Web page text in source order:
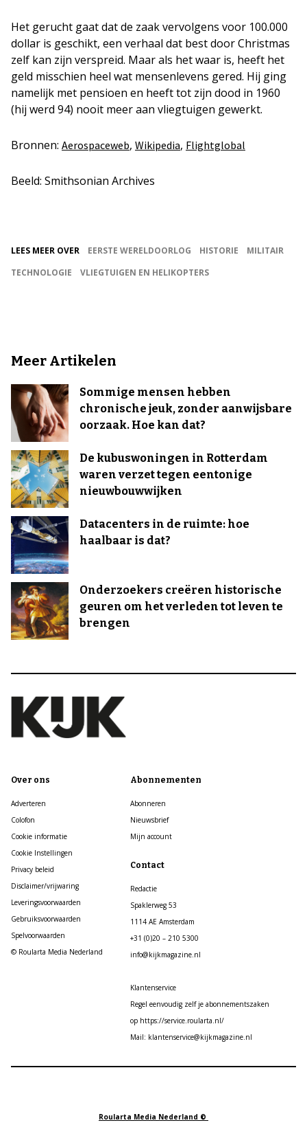
Het gerucht gaat dat de zaak vervolgens voor 100.000
dollar is geschikt, een verhaal dat best door Christmas
zelf kan zijn verspreid. Maar als het waar is, heeft het
geld misschien heel wat mensenlevens gered. Hij ging
namelijk met pensioen en heeft tot zijn dood in 1960
(hij werd 94) nooit meer aan vliegtuigen gewerkt.
Bronnen: Aerospaceweb, Wikipedia, Flightglobal
Beeld: Smithsonian Archives
LEES MEER OVER EERSTE WERELDOORLOG HISTORIE
MILITAIR
TECHNOLOGIE
VLIEGTUIGEN EN HELIKOPTERS
Meer Artikelen
Sommige mensen hebben
chronische jeuk, zonder aanwijsbare
oorzaak. Hoe kan dat?
De kubuswoningen in Rotterdam
waren verzet tegen eentonige
nieuwbouwwijken
Datacenters in de ruimte: hoe
haalbaar is dat?
Onderzoekers creëren historische
geuren om het verleden tot leven te
brengen
Over ons
Adverteren
Colofon
Cookie informatie
Cookie Instellingen
Privacy beleid
Disclaimer/vrijwaring
Leveringsvoorwaarden
Gebruiksvoorwaarden
Spelvoorwaarden
© Roularta Media Nederland
Abonnementen
Abonneren
Nieuwsbrief
Mijn account
Contact
Redactie
Spaklerweg 53
1114 AE Amsterdam
+31 (0)20 – 210 5300
info@kijkmagazine.nl
Klantenservice
Regel eenvoudig zelf je abonnementszaken
op https://service.roularta.nl/
Mail: klantenservice@kijkmagazine.nl
Roularta Media Nederland ©